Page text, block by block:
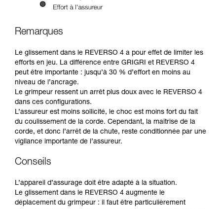
Remarques
Le glissement dans le REVERSO 4 a pour effet de limiter les
efforts en jeu. La différence entre GRIGRI et REVERSO 4
peut être importante : jusqu’à 30 % d’effort en moins au
niveau de l’ancrage.
Le grimpeur ressent un arrêt plus doux avec le REVERSO 4
dans ces configurations.
L’assureur est moins sollicité, le choc est moins fort du fait
du coulissement de la corde. Cependant, la maîtrise de la
corde, et donc l’arrêt de la chute, reste conditionnée par une
vigilance importante de l’assureur.
Conseils
L’appareil d’assurage doit être adapté à la situation.
Le glissement dans le REVERSO 4 augmente le
déplacement du grimpeur : il faut être particulièrement